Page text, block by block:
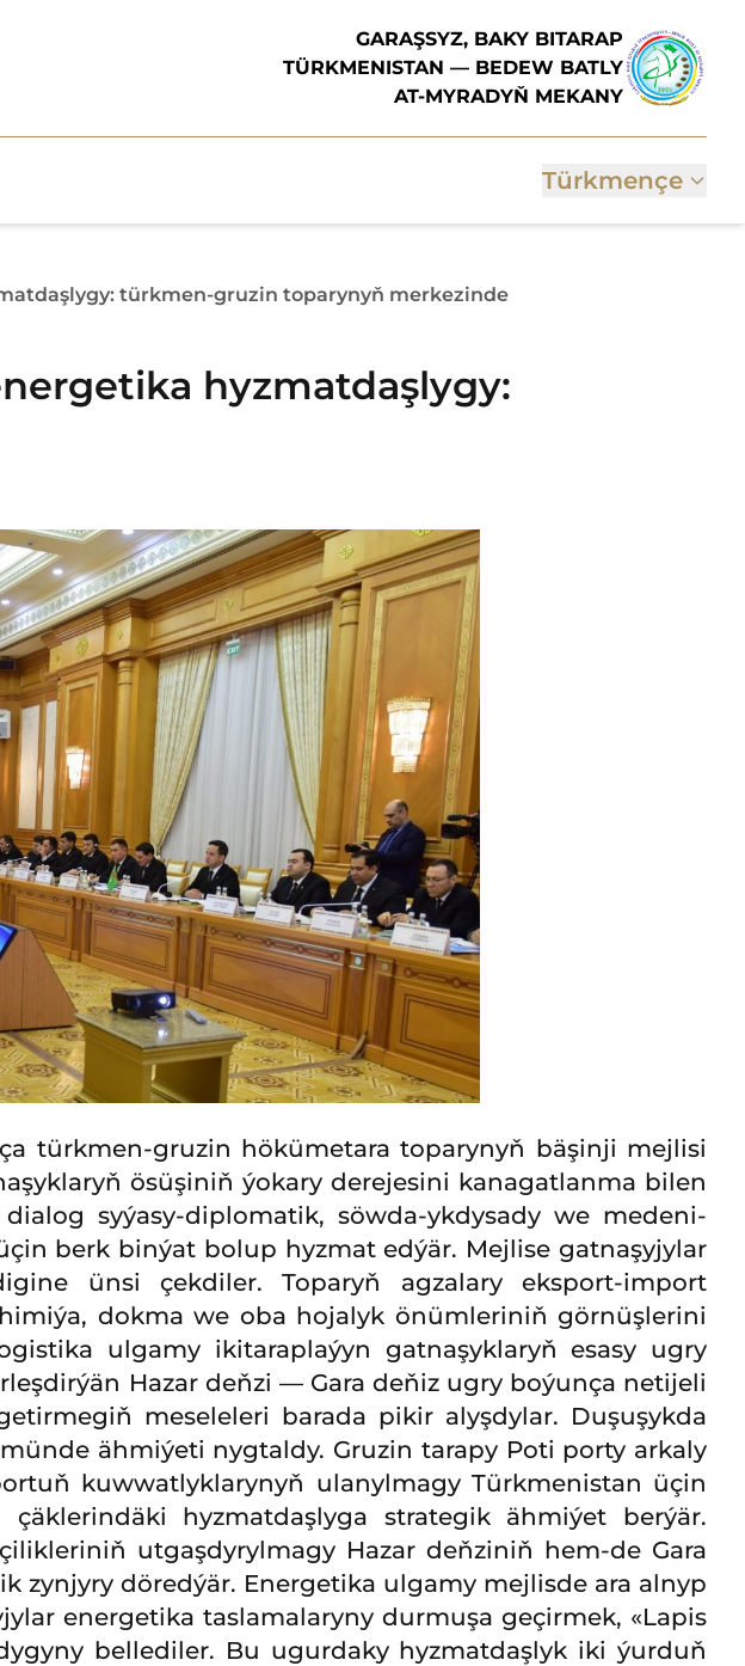
GARAŞSYZ, BAKY BITARAP
TÜRKMENISTAN — BEDEW BATLY
AT-MYRADYŇ MEKANY
Türkmençe
türkmen-gruzin toparynyň merkezinde
hyzmatdaşlygy:
türkmen-gruzin hökümetara toparynyň bäşinji mejlisi
ösüşiniň ýokary derejesini kanagatlanma bilen
syýasy-diplomatik, söwda-ykdysady we medeni-
berk binýat bolup hyzmat edýär. Mejlise gatnaşyjylar
ünsi çekdiler. Toparyň agzalary eksport-import
dokma we oba hojalyk önümleriniň görnüşlerini
ulgamy ikitaraplaýyn gatnaşyklaryň esasy ugry
Hazar deňzi — Gara deňiz ugry boýunça netijeli
meseleleri barada pikir alyşdylar. Duşuşykda
ähmiýeti nygtaldy. Gruzin tarapy Poti porty arkaly
kuwwatlyklarynyň ulanylmagy Türkmenistan üçin
hyzmatdaşlyga strategik ähmiýet berýär.
utgaşdyrylmagy Hazar deňziniň hem-de Gara
zynjyry döredýär. Energetika ulgamy mejlisde ara alnyp
energetika taslamalaryny durmuşa geçirmek, «Lapis
bellediler. Bu ugurdaky hyzmatdaşlyk iki ýurduň